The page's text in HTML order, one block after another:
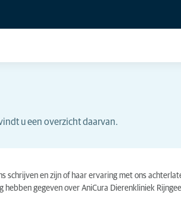
u een overzicht daarvan.
schrijven en zijn of haar ervaring met ons
gegeven over AniCura Dierenkliniek